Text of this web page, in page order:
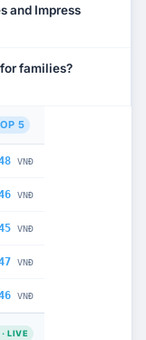
and Impress
families?
5
VNĐ
VNĐ
VNĐ
VNĐ
VNĐ
LIVE